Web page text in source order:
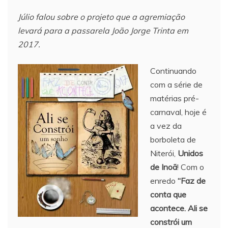
Júlio falou sobre o projeto que a agremiação
levará para a passarela João Jorge Trinta em
2017.
Continuando
com a série de
matérias pré-
carnaval, hoje é
a vez da
borboleta de
Niterói, Unidos
de Inoã! Com o
enredo “Faz de
conta que
acontece. Ali se
constrói um